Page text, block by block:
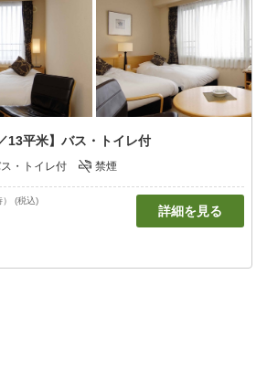
13平米】バス・トイレ付
・トイレ付 禁煙
） (税込)
詳細を見る